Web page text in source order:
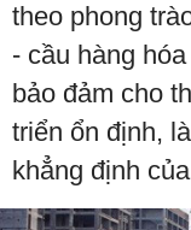
theo phong
- cầu hàng
bảo đảm cho
triển ổn định,
khẳng định